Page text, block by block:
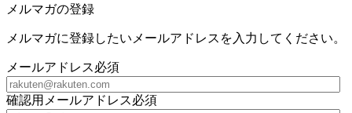
メルマガの登録
メルマガに登録したいメールアドレスを入力してください。
メールアドレス必須
確認用メールアドレス必須